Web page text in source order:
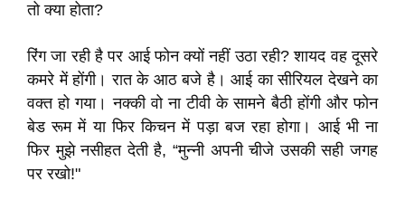
तो क्या होता?
रिंग जा रही है पर आई फोन क्यों नहीं उठा रही? शायद वह दूसरे
कमरे में होंगी। रात के आठ बजे है। आई का सीरियल देखने का
वक्त हो गया। नक्की वो ना टीवी के सामने बैठी होंगी और फोन
बेड रूम में या फिर किचन में पड़ा बज रहा होगा। आई भी ना
फिर मुझे नसीहत देती है, “मुन्नी अपनी चीजे उसकी सही जगह
पर रखो!"